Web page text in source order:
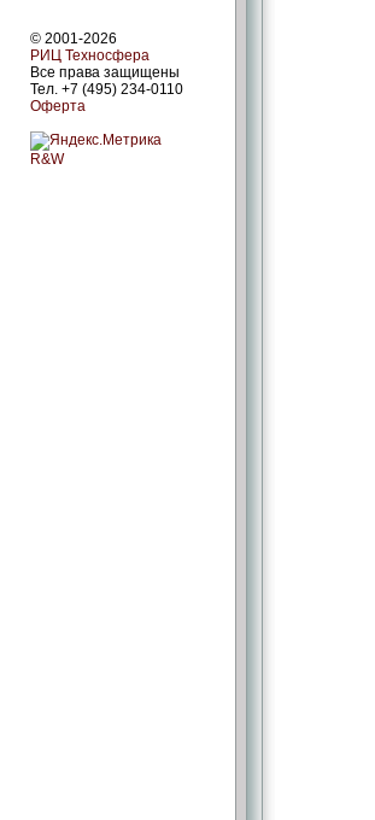
© 2001-2026
РИЦ Техносфера
Все права защищены
Тел. +7 (495) 234-0110
Оферта
R&W